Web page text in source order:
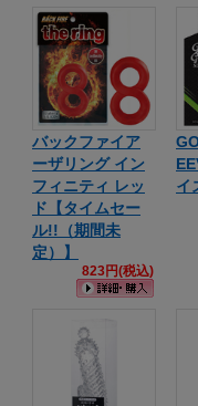
バックファイア
ーザリング イン
フィニティ レッ
ド【タイムセー
ル!!（期間未
定）】
823円(税込)
イ